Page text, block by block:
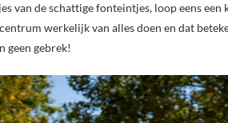
van de schattige fonteintjes, loop eens
werkelijk van alles doen en dat
geen gebrek!